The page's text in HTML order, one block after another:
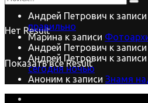
Нет Result
Показать все Result
Андрей Петрович к записи
правильно
Марина к записи
Андрей Петрович к записи
Андрей Петрович к записи
сегодня ночью
Аноним к записи Знамя